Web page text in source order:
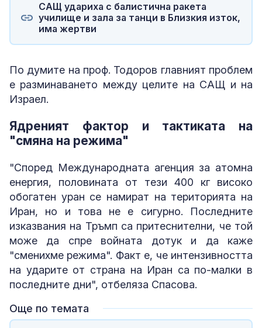
САЩ удариха с балистична ракета
училище и зала за танци в Близкия изток,
има жертви
По думите на проф. Тодоров главният проблем
е разминаването между целите на САЩ и на
Израел.
Ядреният фактор и тактиката на
"смяна на режима"
"Според Международната агенция за атомна
енергия, половината от тези 400 кг високо
обогатен уран се намират на територията на
Иран, но и това не е сигурно. Последните
изказвания на Тръмп са притеснителни, че той
може да спре войната дотук и да каже
"сменихме режима". Факт е, че интензивността
на ударите от страна на Иран са по-малки в
последните дни", отбеляза Спасова.
Още по темата